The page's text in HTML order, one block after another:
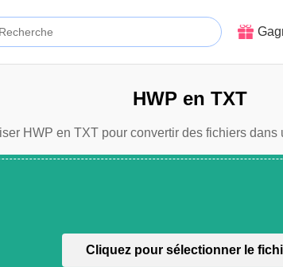
HWP en TXT
HWP en TXT pour convertir des fichiers
Cliquez pour sélectionner le